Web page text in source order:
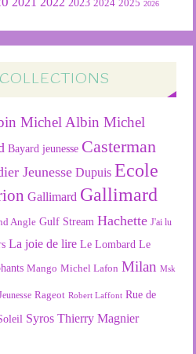
2024 2025 2026
Michel Albin Michel
Bayard jeunesse Casterman
Jeunesse Dupuis Ecole
Gallimard Gallimard
Angle Gulf Stream Hachette J'ai lu
La joie de lire Le Lombard Le
Mango Michel Lafon Milan Msk
Rageot Robert Laffont Rue de
Syros Thierry Magnier